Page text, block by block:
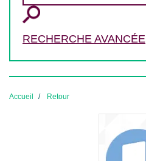
RECHERCHE AVANCÉE
Accueil Retour